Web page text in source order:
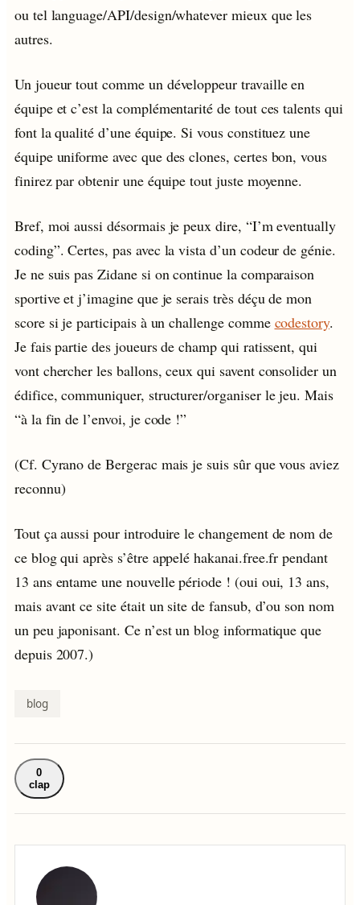
ou tel language/API/design/whatever mieux que les
autres.
Un joueur tout comme un développeur travaille en
équipe et c’est la complémentarité de tout ces talents qui
font la qualité d’une équipe. Si vous constituez une
équipe uniforme avec que des clones, certes bon, vous
finirez par obtenir une équipe tout juste moyenne.
Bref, moi aussi désormais je peux dire, “I’m eventually
coding”. Certes, pas avec la vista d’un codeur de génie.
Je ne suis pas Zidane si on continue la comparaison
sportive et j’imagine que je serais très déçu de mon
score si je participais à un challenge comme codestory.
Je fais partie des joueurs de champ qui ratissent, qui
vont chercher les ballons, ceux qui savent consolider un
édifice, communiquer, structurer/organiser le jeu. Mais
“à la fin de l’envoi, je code !”
(Cf. Cyrano de Bergerac mais je suis sûr que vous aviez
reconnu)
Tout ça aussi pour introduire le changement de nom de
ce blog qui après s’être appelé hakanai.free.fr pendant
13 ans entame une nouvelle période ! (oui oui, 13 ans,
mais avant ce site était un site de fansub, d’ou son nom
un peu japonisant. Ce n’est un blog informatique que
depuis 2007.)
blog
0
clap